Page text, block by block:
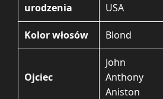
urodzenia
USA
Kolor włosów Blond
Ojciec
John
Anthony
Aniston